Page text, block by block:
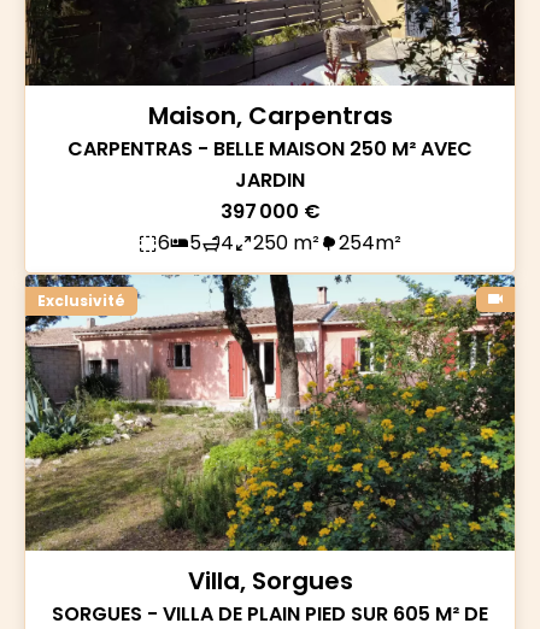
Maison, Carpentras
CARPENTRAS - BELLE MAISON 250 M² AVEC
JARDIN
397 000 €
6
5 4 250 m² 254m²
Exclusivité
Villa, Sorgues
SORGUES - VILLA DE PLAIN PIED SUR 605 M² DE